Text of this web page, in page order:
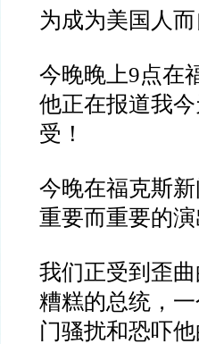
为成为美国人而
今晚晚上9点在
他正在报道我
受！
今晚在福克斯
重要而重要的演
我们正受到歪
糟糕的总统，
门骚扰和恐吓